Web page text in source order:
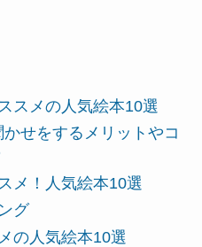
スメの人気絵本10選
せをするメリットやコ
メ！人気絵本10選
グ
の人気絵本10選